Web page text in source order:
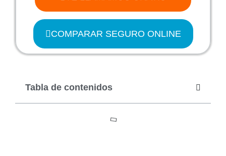
COMPARAR SEGURO ONLINE
Tabla de contenidos